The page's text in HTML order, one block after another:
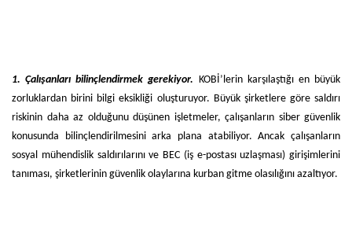
1. Çalışanları bilinçlendirmek gerekiyor. KOBİ’lerin karşılaştığı en büyük
zorluklardan birini bilgi eksikliği oluşturuyor. Büyük şirketlere göre saldırı
riskinin daha az olduğunu düşünen işletmeler, çalışanların siber güvenlik
konusunda bilinçlendirilmesini arka plana atabiliyor. Ancak çalışanların
sosyal mühendislik saldırılarını ve BEC (iş e-postası uzlaşması) girişimlerini
tanıması, şirketlerinin güvenlik olaylarına kurban gitme olasılığını azaltıyor.